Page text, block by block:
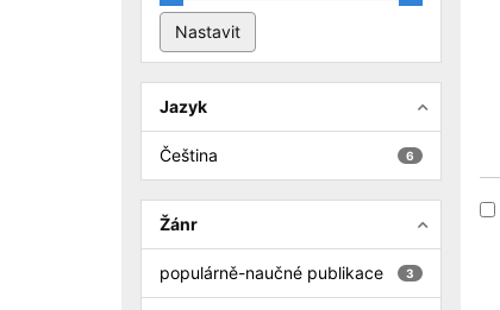
Jazyk
6
Čeština
Žánr
3
populárně-naučné publikace